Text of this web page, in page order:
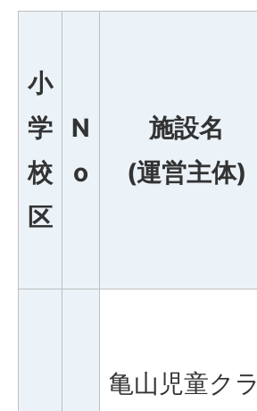
小
学
校
区
N
o
施設名
(運営主体)
亀山児童クラ